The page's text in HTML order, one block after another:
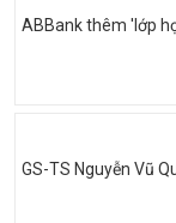
ABBank thêm 'lớp
GS-TS Nguyễn Vũ